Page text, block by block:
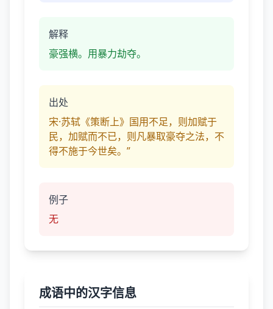
解释
豪强横。用暴力劫夺。
出处
宋·苏轼《策断上》国用不足，则加赋于
民，加赋而不已，则凡暴取豪夺之法，不
得不施于今世矣。”
例子
无
成语中的汉字信息